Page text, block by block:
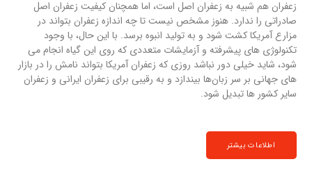
زعفران هم شبیه به زعفران اصل است، اما همچنان کیفیت زعفران اصل
صادراتی را ندارد. هنوز مشخص نیست تا چه اندازه زعفران بتواند در
مزارع آمریکا کشت شود و به تولید انبوه برسد. با این حال، با وجود
تکنولوژی های پیشرفته و آزمایشات متعددی که روی این گیاه انجام می
شود، شاید خیلی دور نباشد روزی که زعفران آمریکا بتواند نامش را در بازار
های جهانی بر سر زبان‌ها بیندازد و به رقیبی برای زعفران ایرانی و زعفران
سایر کشور ها تبدیل شود.
اطلاعات بیشتر